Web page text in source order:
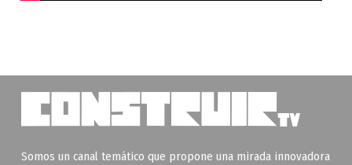
Somos un canal temático que propone una mirada innovadora